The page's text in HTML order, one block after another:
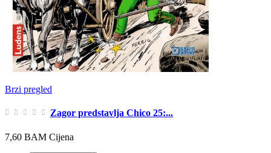
Brzi pregled
Zagor predstavlja Chico 25:...
7,60 BAM Cijena